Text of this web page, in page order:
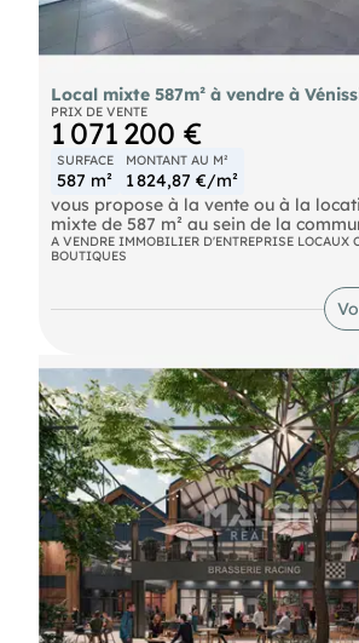
Local mixte 587m² à vendre à
PRIX DE VENTE
1 071 200 €
SURFACE
587 m²
MONTANT AU M²
1 824,87 €/m²
vous propose à la vente ou à la
mixte de 587 m² au sein de la
Vénissieux.
N'hésitez pas à nous contacter pour
- Prix de vente : 1030000 € HD HH
- Charges annuelles : 5920 € HT
- Taxe foncière : 6400 € Preneur
- Honoraires : 4% HT à la charge de
(soit 41 200,00 € HT)
A VENDRE IMMOBILIER D'ENTREPRISE LOCAUX
BOUTIQUES